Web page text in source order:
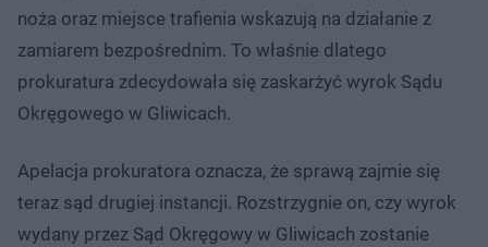
noża oraz miejsce trafienia wskazują na działanie z
zamiarem bezpośrednim. To właśnie dlatego
prokuratura zdecydowała się zaskarżyć wyrok Sądu
Okręgowego w Gliwicach.
Apelacja prokuratora oznacza, że sprawą zajmie się
teraz sąd drugiej instancji. Rozstrzygnie on, czy wyrok
wydany przez Sąd Okręgowy w Gliwicach zostanie